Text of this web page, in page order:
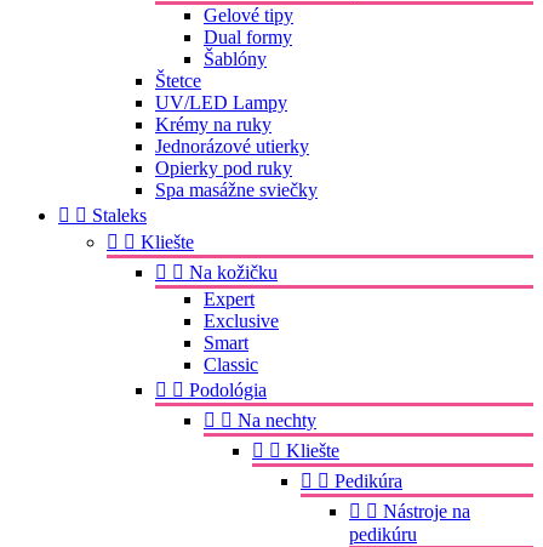
Gelové tipy
Dual formy
Šablóny
Štetce
UV/LED Lampy
Krémy na ruky
Jednorázové utierky
Opierky pod ruky
Spa masážne sviečky
  Staleks
  Kliešte
  Na kožičku
Expert
Exclusive
Smart
Classic
  Podológia
  Na nechty
  Kliešte
  Pedikúra
  Nástroje na
pedikúru